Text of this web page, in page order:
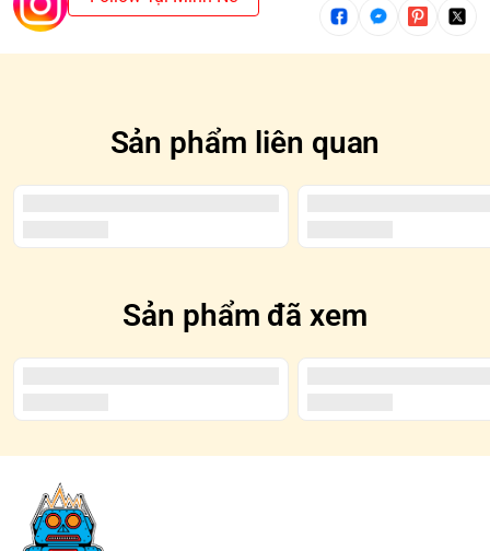
trường hợp mua cả SET và xuất hiện SECRET/CHASER thì
sẽ mất một mẫu cơ bản.
Sản phẩm liên quan
Sản phẩm đã xem